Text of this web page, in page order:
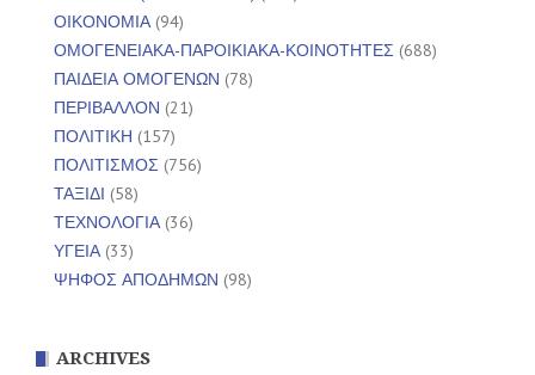
ΟΙΚΟΝΟΜΙΑ(94)
ΟΜΟΓΕΝΕΙΑΚΑ-ΠΑΡΟΙΚΙΑΚΑ-ΚΟΙΝΟΤΗΤΕΣ (688)
ΠΑΙΔΕΙΑ ΟΜΟΓΕΝΩΝ (78)
ΠΕΡΙΒΑΛΛΟΝ (21)
ΠΟΛΙΤΙΚΗ (157)
ΠΟΛΙΤΙΣΜΟΣ (756)
ΤΑΞΙΔΙ (58)
ΤΕΧΝΟΛΟΓΙΑ(36)
ΥΓΕΙΑ(33)
ΨΗΦΟΣ ΑΠΟΔΗΜΩΝ (98)
ARCHIVES